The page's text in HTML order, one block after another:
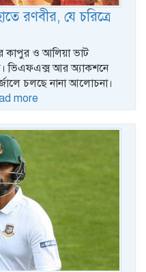
রণবীর, যে চরিত্রে
কাপুর ও আলিয়া ভাট
ভিএফএক্স আর অ্যাকশনে
চলছে নানা আলোচনা।
more